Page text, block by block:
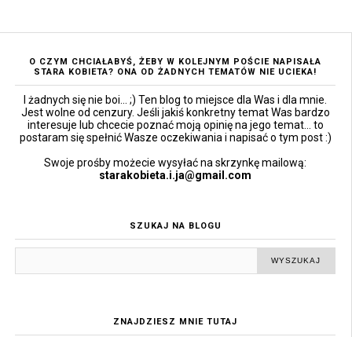
O CZYM CHCIAŁABYŚ, ŻEBY W KOLEJNYM POŚCIE NAPISAŁA
STARA KOBIETA? ONA OD ŻADNYCH TEMATÓW NIE UCIEKA!
I żadnych się nie boi... ;) Ten blog to miejsce dla Was i dla mnie.
Jest wolne od cenzury. Jeśli jakiś konkretny temat Was bardzo
interesuje lub chcecie poznać moją opinię na jego temat... to
postaram się spełnić Wasze oczekiwania i napisać o tym post :)
Swoje prośby możecie wysyłać na skrzynkę mailową:
starakobieta.i.ja@gmail.com
SZUKAJ NA BLOGU
ZNAJDZIESZ MNIE TUTAJ